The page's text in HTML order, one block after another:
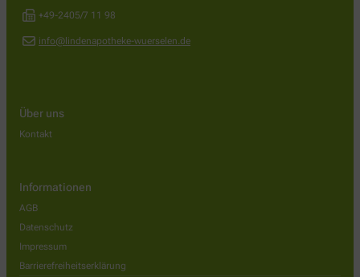
+49-2405/7 11 98
info@lindenapotheke-wuerselen.de
Über uns
Kontakt
Informationen
AGB
Datenschutz
Impressum
Barrierefreiheitserklärung